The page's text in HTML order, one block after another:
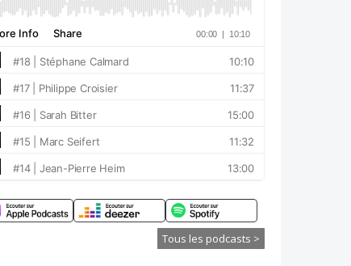
Tous les podcasts >